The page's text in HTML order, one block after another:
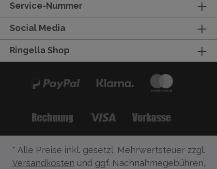
Service-Nummer
Social Media
Ringella Shop
* Alle Preise inkl. gesetzl. Mehrwertsteuer zzgl.
Versandkosten und ggf. Nachnahmegebühren,